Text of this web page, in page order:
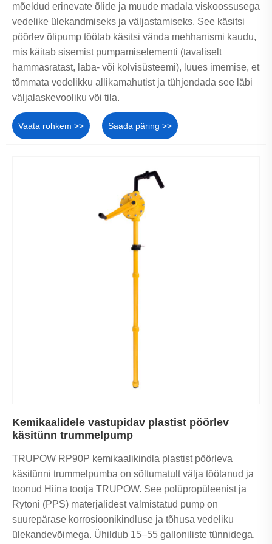
mõeldud erinevate õlide ja muude madala viskoossusega
vedelike ülekandmiseks ja väljastamiseks. See käsitsi
pöörlev õlipump töötab käsitsi vända mehhanismi kaudu,
mis käitab sisemist pumpamiselementi (tavaliselt
hammasratast, laba- või kolvisüsteemi), luues imemise, et
tõmmata vedelikku allikamahutist ja tühjendada see läbi
väljalaskevooliku või tila.
Vaata rohkem >> Saada päring >>
Kemikaalidele vastupidav plastist pöörlev
käsitünn trummelpump
TRUPOW RP90P kemikaalikindla plastist pöörleva
käsitünni trummelpumba on sõltumatult välja töötanud ja
toonud Hiina tootja TRUPOW. See polüpropüleenist ja
Rytoni (PPS) materjalidest valmistatud pump on
suurepärase korrosioonikindluse ja tõhusa vedeliku
ülekandevõimega. Ühildub 15–55 galloniliste tünnidega,